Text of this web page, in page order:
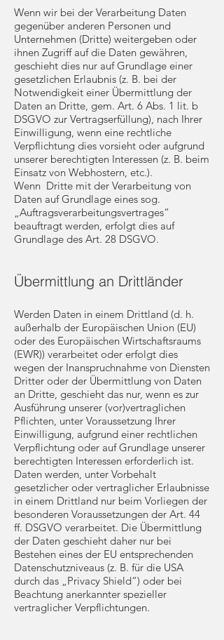
Wenn wir bei der Verarbeitung Daten
gegenüber anderen Personen und
Unternehmen (Dritte) weitergeben oder
ihnen Zugriff auf die Daten gewähren,
geschieht dies nur auf Grundlage einer
gesetzlichen Erlaubnis (z. B. bei der
Notwendigkeit einer Übermittlung der
Daten an Dritte, gem. Art. 6 Abs. 1 lit. b
DSGVO zur Vertragserfüllung), nach Ihrer
Einwilligung, wenn eine rechtliche
Verpflichtung dies vorsieht oder aufgrund
unserer berechtigten Interessen (z. B. beim
Einsatz von Webhostern, etc.).
Wenn Dritte mit der Verarbeitung von
Daten auf Grundlage eines sog.
„Auftragsverarbeitungsvertrages“
beauftragt werden, erfolgt dies auf
Grundlage des Art. 28 DSGVO.
Übermittlung an Drittländer
Werden Daten in einem Drittland (d. h.
außerhalb der Europäischen Union (EU)
oder des Europäischen Wirtschaftsraums
(EWR)) verarbeitet oder erfolgt dies
wegen der Inanspruchnahme von Diensten
Dritter oder der Übermittlung von Daten
an Dritte, geschieht das nur, wenn es zur
Ausführung unserer (vor)vertraglichen
Pflichten, unter Voraussetzung Ihrer
Einwilligung, aufgrund einer rechtlichen
Verpflichtung oder auf Grundlage unserer
berechtigten Interessen erforderlich ist.
Daten werden, unter Vorbehalt
gesetzlicher oder vertraglicher Erlaubnisse
in einem Drittland nur beim Vorliegen der
besonderen Voraussetzungen der Art. 44
ff. DSGVO verarbeitet. Die Übermittlung
der Daten geschieht daher nur bei
Bestehen eines der EU entsprechenden
Datenschutzniveaus (z. B. für die USA
durch das „Privacy Shield“) oder bei
Beachtung anerkannter spezieller
vertraglicher Verpflichtungen.